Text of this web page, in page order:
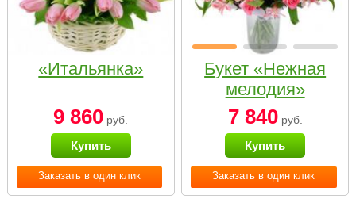
Заказать в один клик
«Итальянка»
9 860 руб.
Купить
Заказать в один клик
Букет «Нежная
мелодия»
7 840руб.
Купить